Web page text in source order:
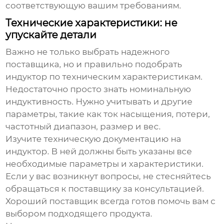
соответствующую вашим требованиям.
Технические характеристики: не
упускайте детали
Важно не только выбрать надежного
поставщика, но и правильно подобрать
индуктор по техническим характеристикам.
Недостаточно просто знать номинальную
индуктивность. Нужно учитывать и другие
параметры, такие как ток насыщения, потери,
частотный диапазон, размер и вес.
Изучите техническую документацию на
индуктор. В ней должны быть указаны все
необходимые параметры и характеристики.
Если у вас возникнут вопросы, не стесняйтесь
обращаться к поставщику за консультацией.
Хороший поставщик всегда готов помочь вам с
выбором подходящего продукта.